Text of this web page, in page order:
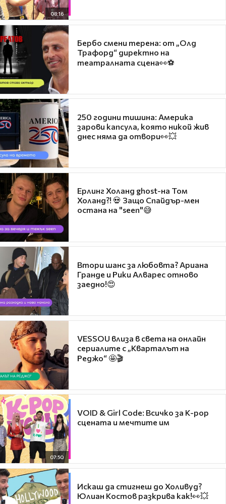
08:16
Бербо смени терена: от „Олд
Трафорд“ директно на
театралната сцена👀⚽
250 години тишина: Америка
зарови капсула, която никой жив
днес няма да отвори👀💥
Ерлинг Холанд ghost-на Том
Холанд?! 💀 Защо Спайдър-мен
остана на "seen"😅
Втори шанс за любовта? Ариана
Гранде и Рики Алварес отново
заедно!😍
VESSOU влиза в света на онлайн
сериалите с „Кварталът на
Реджо“ 🤩🎬
07:50
VOID & Girl Code: Всичко за K-pop
сцената и мечтите им
Искаш да стигнеш до Холивуд?
Юлиан Костов разкрива как!👀💥